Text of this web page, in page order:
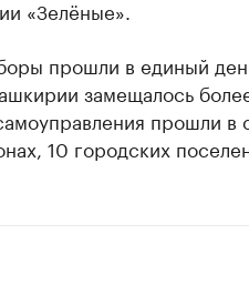
«Зелёные».
прошли в единый
замещалось
прошли в
10 городских